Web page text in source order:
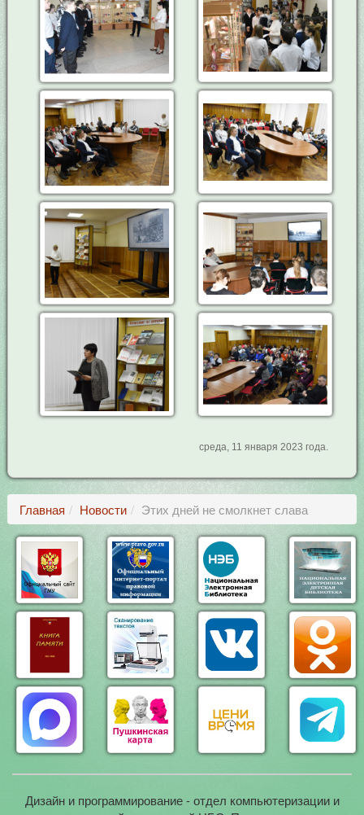
среда, 11 января 2023 года.
Главная Новости Этих дней не смолкнет слава
Дизайн и программирование - отдел компьютеризации и